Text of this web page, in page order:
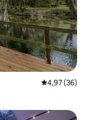
Gemiddelde
4,97 (36)